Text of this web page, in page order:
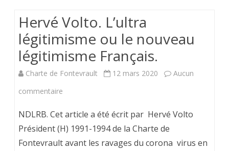
Hervé Volto. L’ultra
légitimisme ou le nouveau
légitimisme Français.
Charte de Fontevrault 12 mars 2020
Aucun
commentaire
Volto.
L’ultra
NDLRB. Cet article a été écrit par Hervé Volto
Président (H) 1991-1994 de la Charte de
Fontevrault avant les ravages du corona virus en